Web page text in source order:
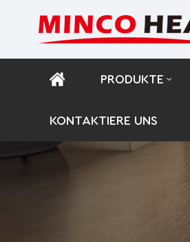
PRODUKTE
KONTAKTIERE UNS